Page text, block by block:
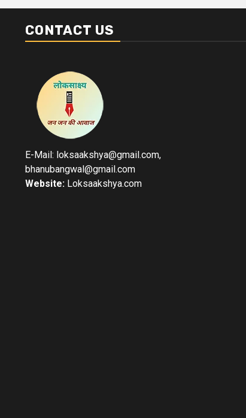
CONTACT US
E-Mail: loksaakshya@gmail.com,
bhanubangwal@gmail.com
Website: Loksaakshya.com